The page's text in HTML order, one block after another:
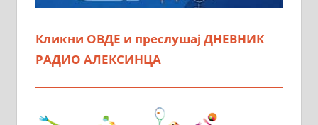
Кликни ОВДЕ и преслушај ДНЕВНИК
РАДИО АЛЕКСИНЦА